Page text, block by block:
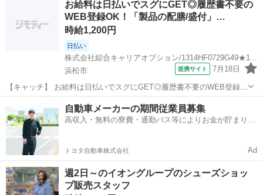
パーマ 25% トリートメント 20% 販売 15% 雑誌撮影,ヘアショー,ヘッ
お給料は日払いでスグにGET◎履歴書不要の
WEB登録OK！「製品の配膳/盛付」…
時給1,200円
日払い
株式会社綜合キャリアオプション/1314HF0729G49★11-N
浜松市
提携サイト 7月18日
【キャッチ】 お給料は日払いでスグにGET◎履歴書不要のWEB登録
OK！「製品の配膳/盛付」高時給1200円！常葉大学前周辺！20代～40
代のスタッフが多数活躍中★ 【コメント】 弊社なら事前の職場見学が
多数！お仕事安心ス...
その他
自動車メーカーの期間従業員募集
高収入・無料の寮費・通勤バス等によりお金が貯まりや
トヨタ自動車株式会社 Ad
週2日～のイオングループのシューズショッ
プ販売スタッフ